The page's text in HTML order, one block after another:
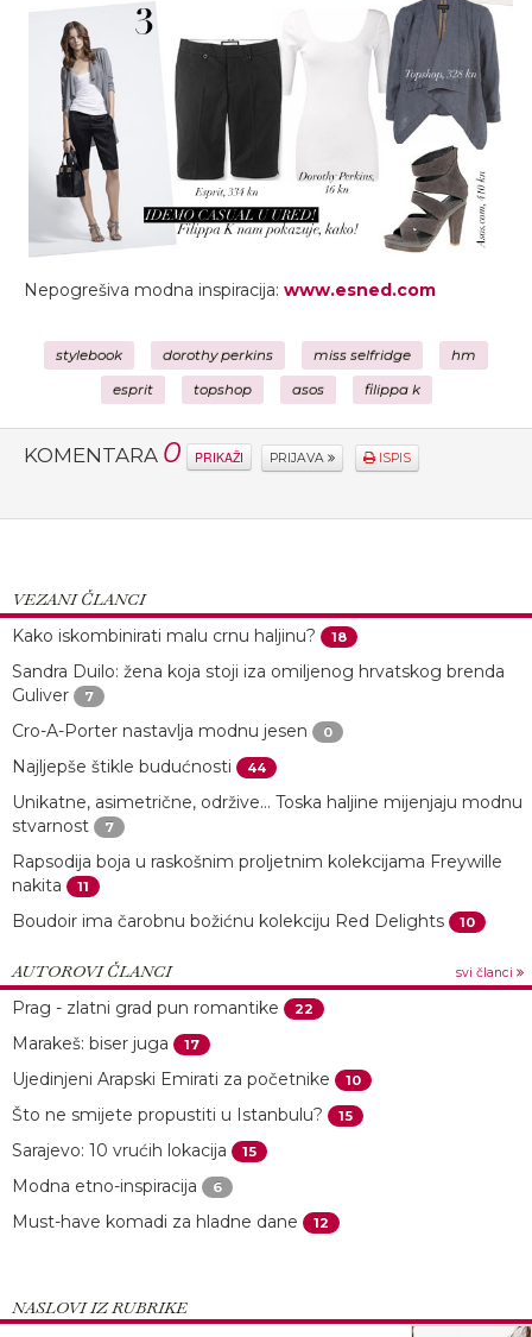
Nepogrešiva modna inspiracija: www.esned.com
stylebook dorothy perkins miss selfridge hm
esprit topshop asos filippa k
KOMENTARA 0 PRIKAŽI PRIJAVA ISPIS
VEZANI ČLANCI
Kako iskombinirati malu crnu haljinu?
18
Sandra Duilo: žena koja stoji iza omiljenog hrvatskog brenda
Guliver
7
Cro-A-Porter nastavlja modnu jesen 0
Najljepše štikle budućnosti 44
Unikatne, asimetrične, održive… Toska haljine mijenjaju modnu
stvarnost
7
Rapsodija boja u raskošnim proljetnim kolekcijama Freywille
nakita
11
Boudoir ima čarobnu božićnu kolekciju Red Delights 10
AUTOROVI ČLANCI svi članci
Prag - zlatni grad pun romantike 22
Marakeš: biser juga 17
Ujedinjeni Arapski Emirati za početnike 10
Što ne smijete propustiti u Istanbulu? 15
Sarajevo: 10 vrućih lokacija 15
Modna etno-inspiracija 6
Must-have komadi za hladne dane 12
NASLOVI IZ RUBRIKE